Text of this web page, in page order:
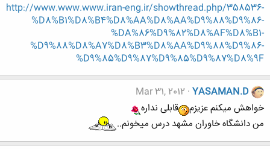
http://www.www.www.iran-eng.ir/showthread.php/358536-
%D8%B1%D8%B4%D8%AA%D8%AA%D9%88%D9%86-
%DA%86%D9%82%D8%AF%D8%B1-
%D9%88%D8%A7%D8%B3%D8%AA%D9%88%D9%86-
%D9%85%D9%87%D9%85%D9%87%D8%9F
YASAMAN.D
Mar 31, 2012
خواهش میکنم عزیزم
قابلی نداره
من دانشگاه خاوران مشهد درس میخونم..